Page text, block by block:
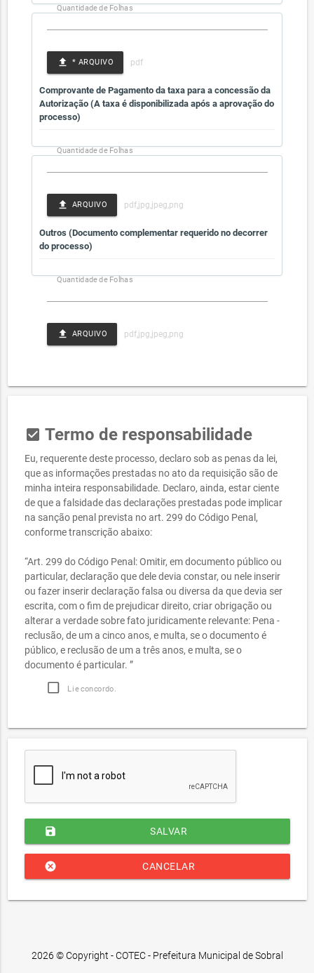
Quantidade de Folhas
* ARQUIVO
file_upload
Comprovante de Pagamento da taxa para a concessão da
Autorização (A taxa é disponibilizada após a aprovação do
processo)
Quantidade de Folhas
ARQUIVO
file_upload
Outros (Documento complementar requerido no decorrer
do processo)
Quantidade de Folhas
ARQUIVO
file_upload
check_box Termo de responsabilidade
Eu, requerente deste processo, declaro sob as penas da lei,
que as informações prestadas no ato da requisição são de
minha inteira responsabilidade. Declaro, ainda, estar ciente
de que a falsidade das declarações prestadas pode implicar
na sanção penal prevista no art. 299 do Código Penal,
conforme transcrição abaixo:
“Art. 299 do Código Penal: Omitir, em documento público ou
particular, declaração que dele devia constar, ou nele inserir
ou fazer inserir declaração falsa ou diversa da que devia ser
escrita, com o fim de prejudicar direito, criar obrigação ou
alterar a verdade sobre fato juridicamente relevante: Pena -
reclusão, de um a cinco anos, e multa, se o documento é
público, e reclusão de um a três anos, e multa, se o
documento é particular. ”
Li e concordo.
save SALVAR
CANCELAR
cancel
2026 © Copyright - COTEC - Prefeitura Municipal de Sobral